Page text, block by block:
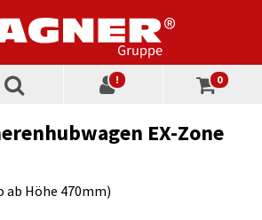
! 0
EX-Zone
Höhe 470mm)